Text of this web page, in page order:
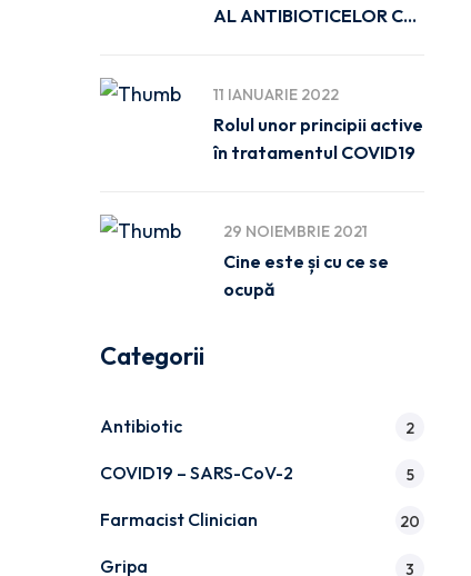
AL ANTIBIOTICELOR CU
11 IANUARIE 2022
Rolul unor principii active
în tratamentul COVID19
29 NOIEMBRIE 2021
Cine este și cu ce se
ocupă
Categorii
Antibiotic 2
COVID19 – SARS-CoV-2 5
Farmacist Clinician 20
Gripa 3